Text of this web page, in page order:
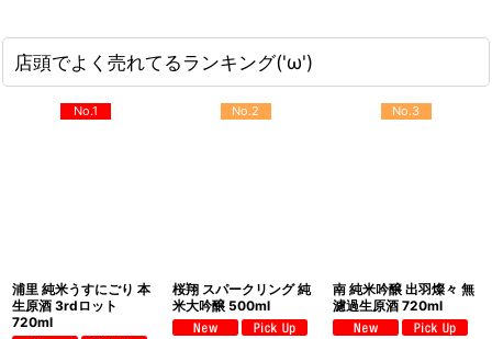
店頭でよく売れてるランキング('ω')
No.1
浦里 純米うすにごり 本
生原酒 3rdロット
720ml
No.2
桜翔 スパークリング 純
米大吟醸 500ml
No.3
南 純米吟醸 出羽燦々 無
濾過生原酒 720ml